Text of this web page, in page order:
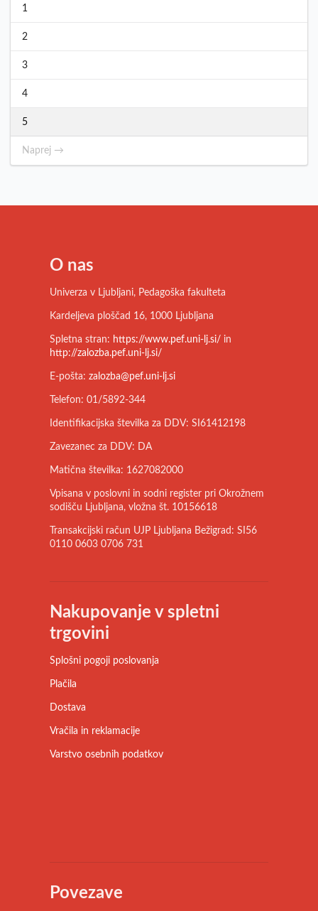
1
2
3
4
5
Naprej →
O nas
Univerza v Ljubljani, Pedagoška fakulteta
Kardeljeva ploščad 16, 1000 Ljubljana
Spletna stran: https://www.pef.uni-lj.si/ in
http://zalozba.pef.uni-lj.si/
E-pošta: zalozba@pef.uni-lj.si
Telefon: 01/5892-344
Identifikacijska številka za DDV: SI61412198
Zavezanec za DDV: DA
Matična številka: 1627082000
Vpisana v poslovni in sodni register pri Okrožnem
sodišču Ljubljana, vložna št. 10156618
Transakcijski račun UJP Ljubljana Bežigrad: SI56
0110 0603 0706 731
Nakupovanje v spletni
trgovini
Splošni pogoji poslovanja
Plačila
Dostava
Vračila in reklamacije
Varstvo osebnih podatkov
Povezave